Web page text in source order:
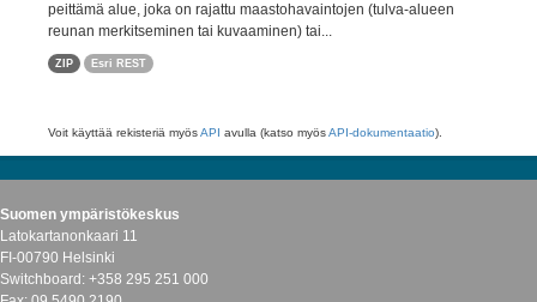
peittämä alue, joka on rajattu maastohavaintojen (tulva-alueen
reunan merkitseminen tai kuvaaminen) tai...
ZIP Esri REST
Voit käyttää rekisteriä myösAPI avulla (katso myösAPI-dokumentaatio).
Suomen ympäristökeskus
Latokartanonkaari 11
FI-00790 Helsinki
Switchboard: +358 295 251 000